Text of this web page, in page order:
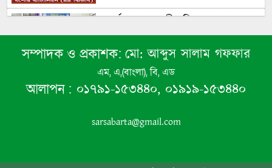
শার্শায় নেশা জাতীয় সিরাপসহ যুবক
আটক
জুলাই গণঅভ্যুত্থান স্মৃতি জাদুঘর’এর
রহমান
সম্পাদক ও প্রকাশক: মো: আব্দুস সালাম গফফার
এম, এ,(বাংলা), বি, এড
আলাপন : ০১৭৯১-১৫৩৪৪০, ০১৯১৯-১৫৩৪৪০
sarsabarta@gmail.com